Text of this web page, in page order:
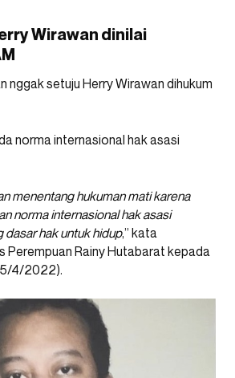
Wirawan dinilai
nggak setuju Herry Wirawan dihukum
norma internasional hak asasi
menentang hukuman mati karena
norma internasional hak asasi
dasar hak untuk hidup,” kata
Perempuan Rainy Hutabarat kepada
4/2022).